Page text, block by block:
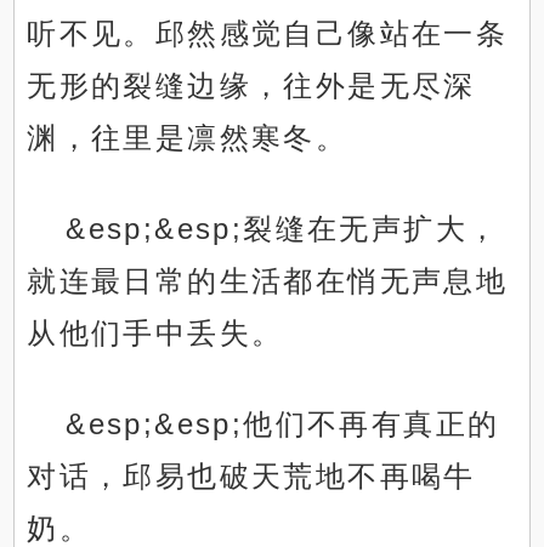
听不见。邱然感觉自己像站在一条
无形的裂缝边缘，往外是无尽深
渊，往里是凛然寒冬。
&esp;&esp;裂缝在无声扩大，
就连最日常的生活都在悄无声息地
从他们手中丢失。
&esp;&esp;他们不再有真正的
对话，邱易也破天荒地不再喝牛
奶。